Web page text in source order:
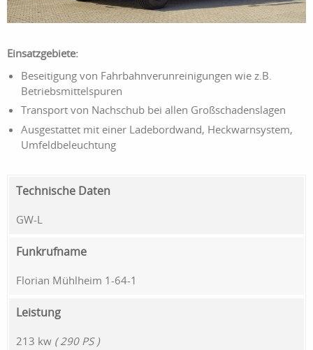
Einsatzgebiete:
Beseitigung von Fahrbahnverunreinigungen wie z.B.
Betriebsmittelspuren
Transport von Nachschub bei allen Großschadenslagen
Ausgestattet mit einer Ladebordwand, Heckwarnsystem,
Umfeldbeleuchtung
Technische Daten
GW-L
Funkrufname
Florian Mühlheim 1-64-1
Leistung
213 kw ( 290 PS )